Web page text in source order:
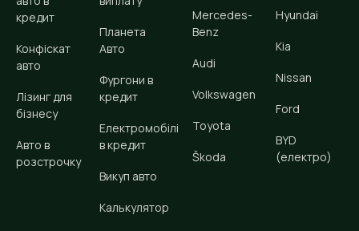
кредит
Конфіскат
авто
Лізинг для
бізнесу
Авто в
розстрочку
Планета
Авто
Фургони в
кредит
Електромобілі
в кредит
Викуп авто
Калькулятор
Mercedes-
Benz
Audi
Volkswagen
Toyota
Škoda
Hyundai
Kia
Nissan
Ford
BYD
(електро)